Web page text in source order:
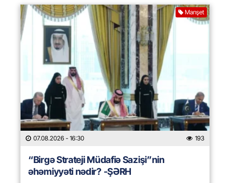
Manşet
07.08.2026 - 16:30 193
“Birgə Strateji Müdafiə Sazişi”nin
əhəmiyyəti nədir? -ŞƏRH